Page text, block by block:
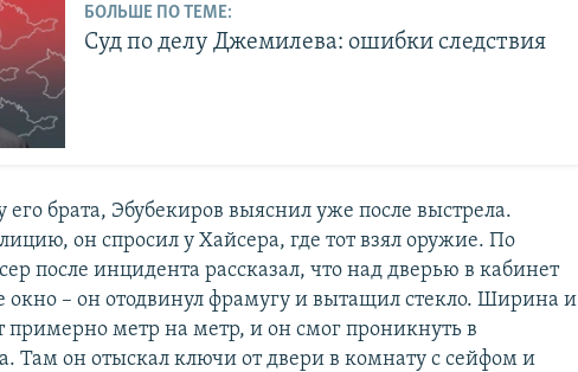
БОЛЬШЕ ПО ТЕМЕ:
Суд по делу Джемилева: ошибки следствия
его брата, Эбубекиров выяснил уже после выстрела.
он спросил у Хайсера, где тот взял оружие. По
после инцидента рассказал, что над дверью в кабинет
окно – он отодвинул фрамугу и вытащил стекло. Ширина и
примерно метр на метр, и он смог проникнуть в
Там он отыскал ключи от двери в комнату с сейфом и